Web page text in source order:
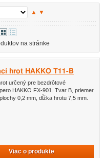
▲ ▼
na stránke
hrot HAKKO T11-B
určený pre bezdrôtové
HAKKO FX-901. Tvar B, priemer
0,2 mm, dĺžka hrotu 7,5 mm.
Viac o produkte